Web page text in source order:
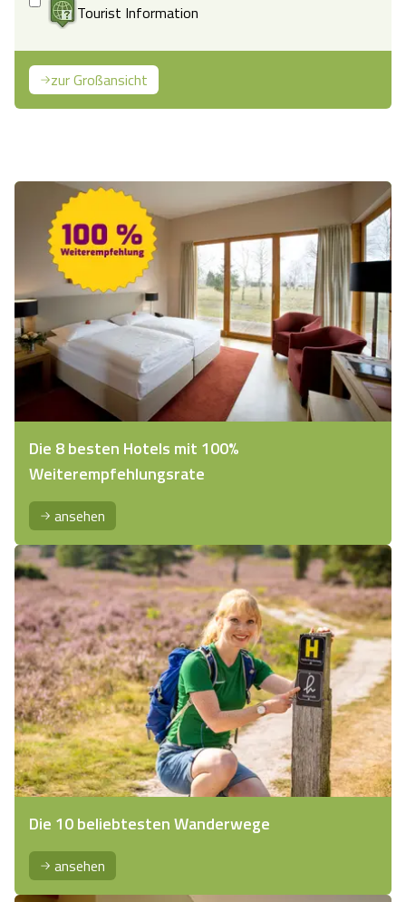
Tourist Information
zur Großansicht
Die 8 besten Hotels mit 100%
Weiterempfehlungsrate
ansehen
Die 10 beliebtesten Wanderwege
ansehen